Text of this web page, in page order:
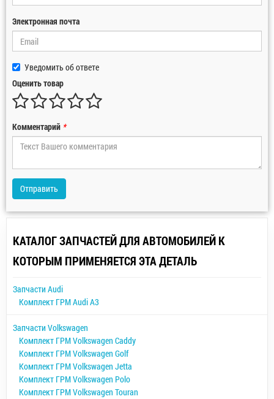
Электронная почта
Уведомить об ответе
Оценить товар
Комментарий *
Отправить
КАТАЛОГ ЗАПЧАСТЕЙ ДЛЯ АВТОМОБИЛЕЙ К
КОТОРЫМ ПРИМЕНЯЕТСЯ ЭТА ДЕТАЛЬ
Запчасти Audi
Комплект ГРМ Audi A3
Запчасти Volkswagen
Комплект ГРМ Volkswagen Caddy
Комплект ГРМ Volkswagen Golf
Комплект ГРМ Volkswagen Jetta
Комплект ГРМ Volkswagen Polo
Комплект ГРМ Volkswagen Touran